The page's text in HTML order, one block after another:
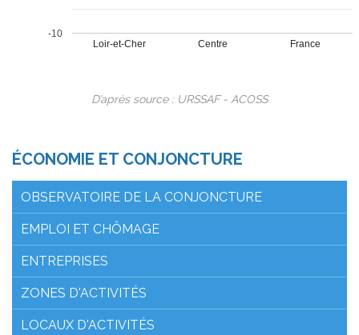
Loir-et-Cher Centre France
-10
D’après source : URSSAF - ACOSS
ÉCONOMIE ET CONJONCTURE
OBSERVATOIRE DE LA CONJONCTURE
EMPLOI ET CHÔMAGE
ENTREPRISES
ZONES D'ACTIVITÉS
LOCAUX D'ACTIVITÉS